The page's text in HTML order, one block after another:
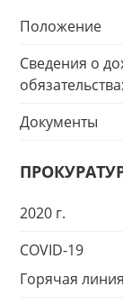
Положение
Сведения о
Документы
2020 г.
COVID-19
Горячая